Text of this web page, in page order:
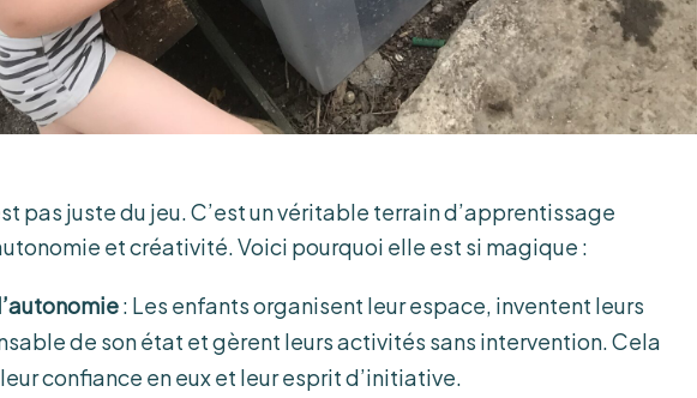
pas juste du jeu. C’est un véritable terrain d’apprentissage
et créativité. Voici pourquoi elle est si magique :
: Les enfants organisent leur espace, inventent leurs
de son état et gèrent leurs activités sans intervention. Cela
confiance en eux et leur esprit d’initiative.